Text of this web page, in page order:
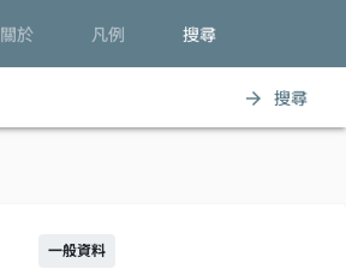
關於 凡例 搜尋
arrow_forward 搜尋
一般資料